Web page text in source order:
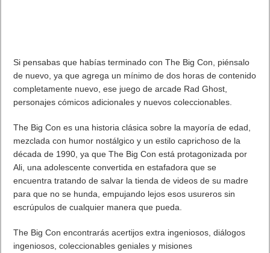
Si pensabas que habías terminado con The Big Con, piénsalo
de nuevo, ya que agrega un mínimo de dos horas de contenido
completamente nuevo, ese juego de arcade Rad Ghost,
personajes cómicos adicionales y nuevos coleccionables.
The Big Con es una historia clásica sobre la mayoría de edad,
mezclada con humor nostálgico y un estilo caprichoso de la
década de 1990, ya que The Big Con está protagonizada por
Ali, una adolescente convertida en estafadora que se
encuentra tratando de salvar la tienda de videos de su madre
para que no se hunda, empujando lejos esos usureros sin
escrúpulos de cualquier manera que pueda.
The Big Con encontrarás acertijos extra ingeniosos, diálogos
ingeniosos, coleccionables geniales y misiones